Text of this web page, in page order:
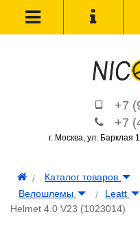
+7
+7
г. Москва, ул. Барклая
Каталог товаров
Велошлемы
Leatt
Helmet 4.0 V23 (1023014)